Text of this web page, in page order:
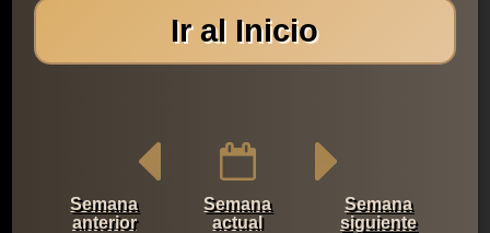
Ir al Inicio
Semana
anterior
Semana
actual
Semana
siguiente